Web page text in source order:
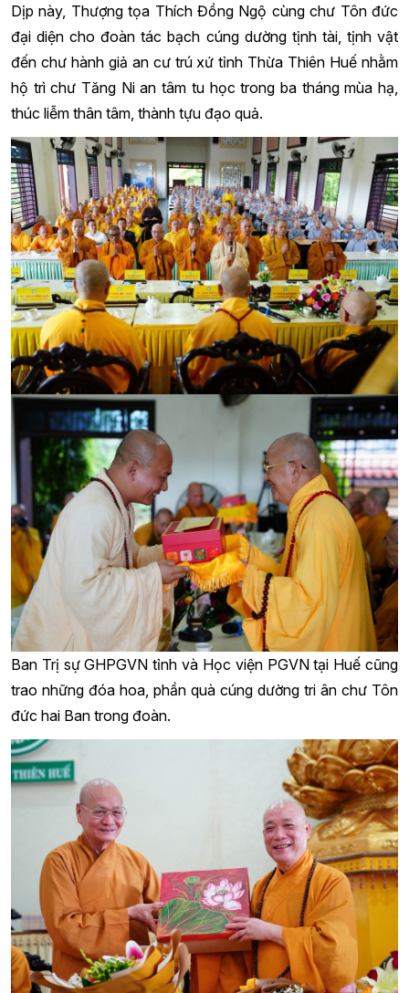
Dịp này, Thượng tọa Thích Đồng Ngộ cùng chư Tôn đức
đại diện cho đoàn tác bạch cúng dường tịnh tài, tịnh vật
đến chư hành giả an cư trú xứ tỉnh Thừa Thiên Huế nhằm
hộ trì chư Tăng Ni an tâm tu học trong ba tháng mùa hạ,
thúc liễm thân tâm, thành tựu đạo quả.
Ban Trị sự GHPGVN tỉnh và Học viện PGVN tại Huế cũng
trao những đóa hoa, phần quà cúng dường tri ân chư Tôn
đức hai Ban trong đoàn.